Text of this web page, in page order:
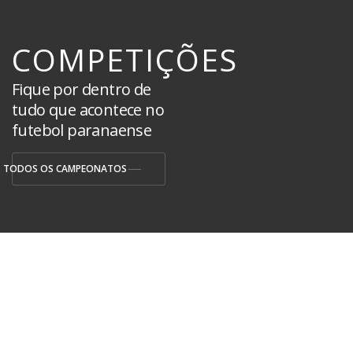
COMPETIÇÕES
Fique por dentro de
tudo que acontece no
futebol paranaense
TODOS OS CAMPEONATOS